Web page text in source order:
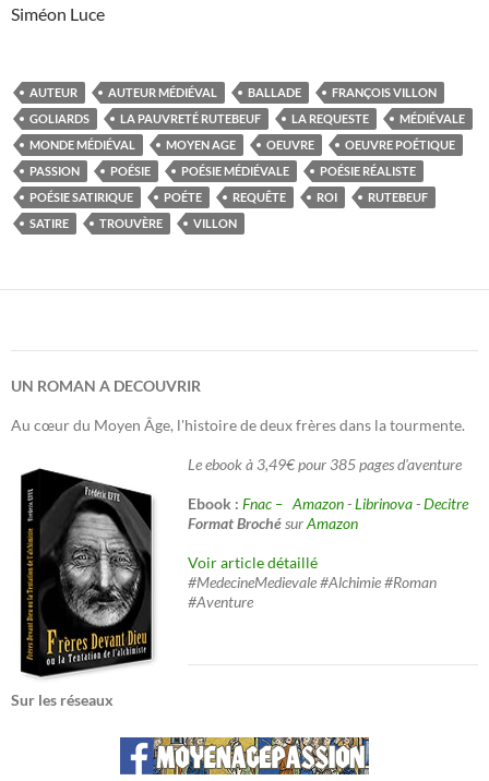
Siméon Luce
AUTEUR AUTEUR MÉDIÉVAL BALLADE
FRANÇOIS VILLON
GOLIARDS
LA PAUVRETÉ RUTEBEUF LA REQUESTE
MÉDIÉVALE
MONDE MÉDIÉVAL
MOYEN AGE OEUVRE
OEUVRE POÉTIQUE
PASSION
POÉSIE POÉSIE MÉDIÉVALE
POÉSIE RÉALISTE
POÉSIE SATIRIQUE
POÉTE REQUÊTE ROI
RUTEBEUF
SATIRE
TROUVÈRE VILLON
UN ROMAN A DECOUVRIR
Au cœur du Moyen Âge, l'histoire de deux frères dans la tourmente.
Le ebook à 3,49€ pour 385 pages d'aventure
Ebook : Fnac – Amazon-Librinova-Decitre
Format BrochésurAmazon
Voir article détaillé
#MedecineMedievale #Alchimie #Roman
#Aventure
Sur les réseaux